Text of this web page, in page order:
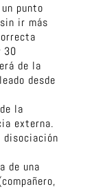
punto
ir más
30
de la
desde
la
externa.
de una